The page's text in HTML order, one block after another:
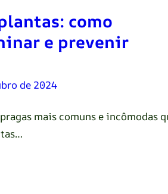
como
e prevenir
de 2024
mais comuns e incômodas